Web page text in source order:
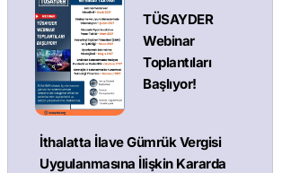
TÜSAYDER
Webinar
Toplantıları
Başlıyor!
İthalatta İlave Gümrük Vergisi
Uygulanmasına İlişkin Kararda